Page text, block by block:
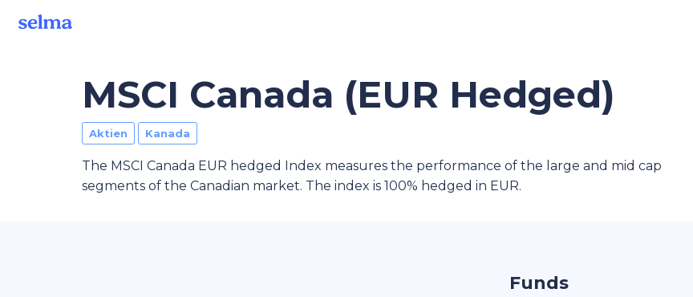
MSCI Canada (EUR Hedged)
Aktien Kanada
The MSCI Canada EUR hedged Index measures the performance of the large and mid cap
segments of the Canadian market. The index is 100% hedged in EUR.
Funds